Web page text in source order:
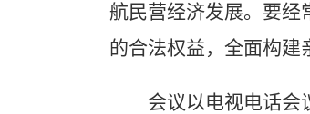
航民营经济发展。要经
的合法权益，全面构建
会议以电视电话会议